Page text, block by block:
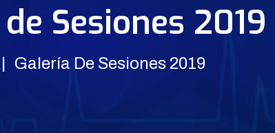
Sesiones 2019
Galería De Sesiones 2019